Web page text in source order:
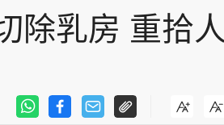
除乳房 重拾人